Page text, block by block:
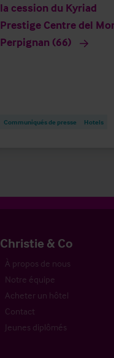
la cession du Kyriad
Prestige Centre del
Perpignan (66)
Communiqués de presse Hotels
Christie & Co
À propos de nous
Notre équipe
Acheter un hôtel
Contact
Jeunes diplômés